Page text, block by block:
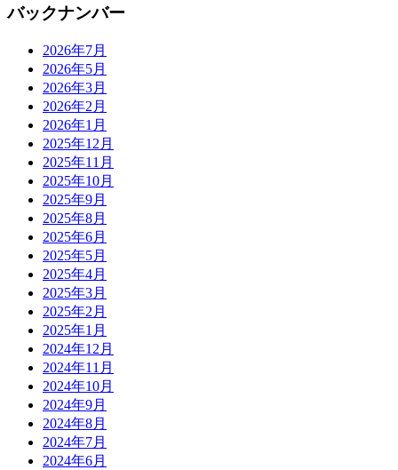
バックナンバー
2026年7月
2026年5月
2026年3月
2026年2月
2026年1月
2025年12月
2025年11月
2025年10月
2025年9月
2025年8月
2025年6月
2025年5月
2025年4月
2025年3月
2025年2月
2025年1月
2024年12月
2024年11月
2024年10月
2024年9月
2024年8月
2024年7月
2024年6月